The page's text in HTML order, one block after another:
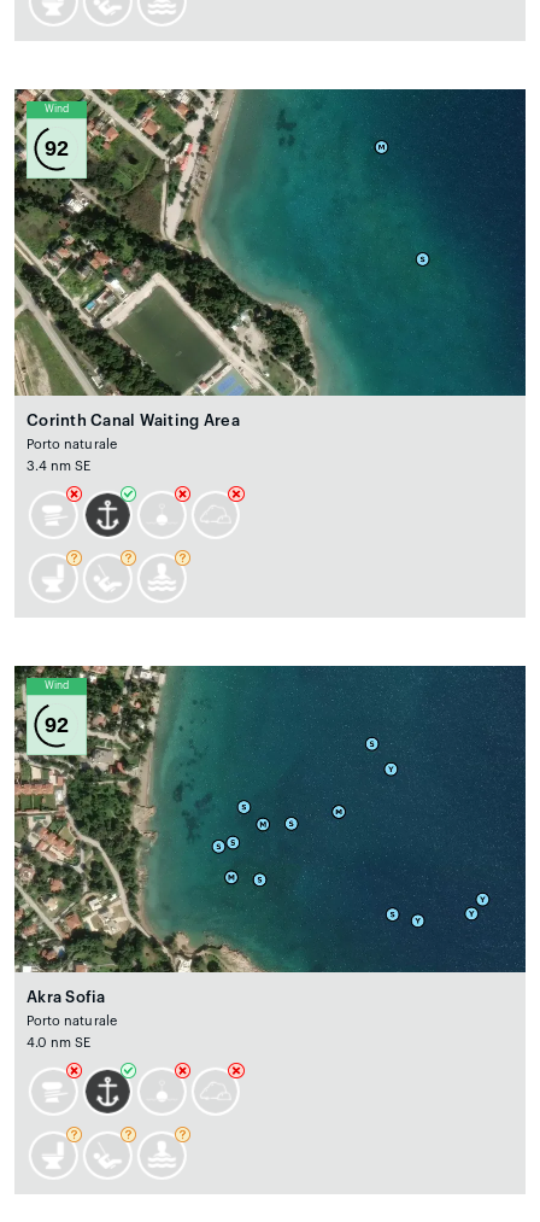
Wind
92
Corinth Canal Waiting Area
Porto naturale
3.4 nm SE
Wind
92
Akra Sofia
Porto naturale
4.0 nm SE